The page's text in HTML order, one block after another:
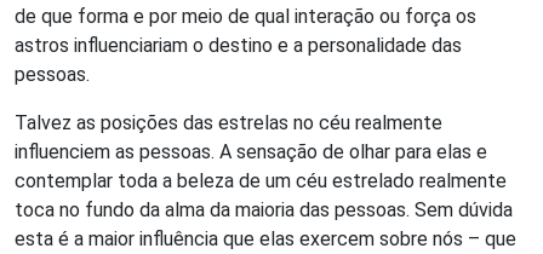
de que forma e por meio de qual interação ou força os
astros influenciariam o destino e a personalidade das
pessoas.
Talvez as posições das estrelas no céu realmente
influenciem as pessoas. A sensação de olhar para elas e
contemplar toda a beleza de um céu estrelado realmente
toca no fundo da alma da maioria das pessoas. Sem dúvida
esta é a maior influência que elas exercem sobre nós – que